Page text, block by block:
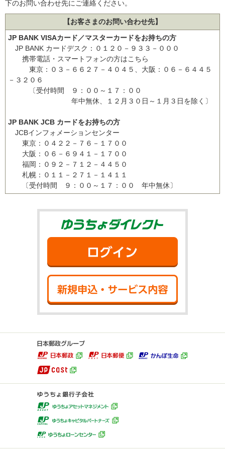
下のお問い合わせ先にご連絡ください。
【お客さまのお問い合わせ先】
JP BANK VISAカード／マスターカードをお持ちの方
JP BANK カードデスク：０１２０－９３３－０００
携帯電話・スマートフォンの方はこちら
東京：０３－６６２７－４０４５、大阪：０６－６４４５
－３２０６
〔受付時間 ９：００～１７：００
年中無休、１２月３０日～１月３日を除く〕
JP BANK JCB カードをお持ちの方
JCBインフォメーションセンター
東京：０４２２－７６－１７００
大阪：０６－６９４１－１７００
福岡：０９２－７１２－４４５０
札幌：０１１－２７１－１４１１
〔受付時間 ９：００～１７：００ 年中無休〕